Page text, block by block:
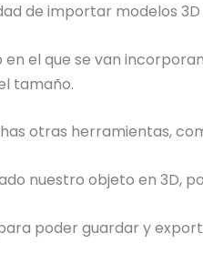
de importar modelos
en el que se van
tamaño.
otras herramientas,
nuestro objeto en 3D,
poder guardar y